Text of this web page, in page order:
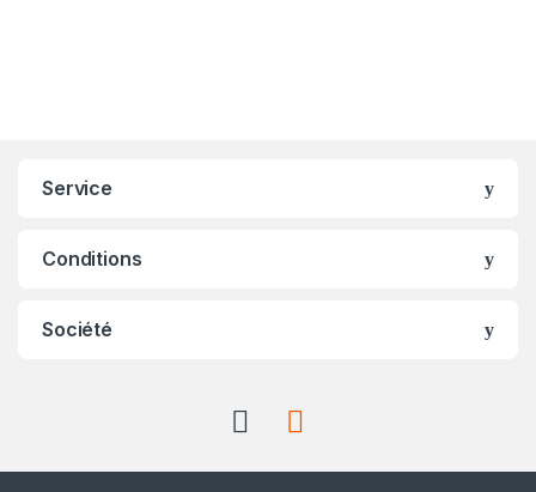
Service
Conditions
Société